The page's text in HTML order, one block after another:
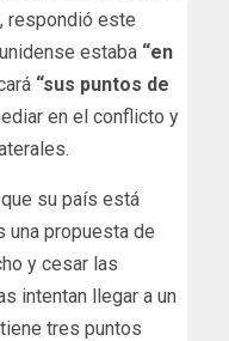
respondió este
estaba “en
“sus puntos de
en el conflicto y
su país está
una propuesta de
y cesar las
intentan llegar a un
tres puntos